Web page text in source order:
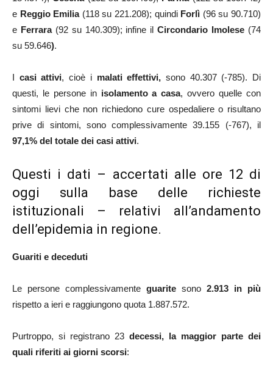
e Reggio Emilia(118 su 221.208); quindi Forlì (96 su 90.710)
e Ferrara (92 su 140.309); infine ilCircondario Imolese (74
su 59.646).
I casi attivi, cioè i malati effettivi, sono 40.307 (-785). Di
questi, le persone in isolamento a casa, ovvero quelle con
sintomi lievi che non richiedono cure ospedaliere o risultano
prive di sintomi, sono complessivamente 39.155 (-767), il
97,1% del totale dei casi attivi.
Questi i dati – accertati alle ore 12 di
oggi sulla base delle richieste
istituzionali – relativi all’andamento
dell’epidemia in regione.
Guariti e deceduti
Le persone complessivamente guarite sono 2.913 in più
rispetto a ieri e raggiungono quota 1.887.572.
Purtroppo, si registrano 23 decessi, la maggior parte dei
quali riferiti ai giorni scorsi: